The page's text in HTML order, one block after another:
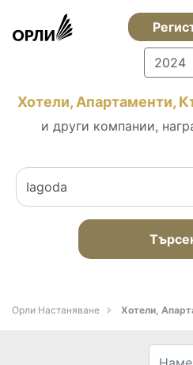
2024
Хотели, Апартаменти,
и други компании,
Орли Настаняване Хотели,